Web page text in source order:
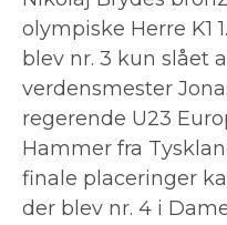
olympiske Herre K1
blev nr. 3 kun slået
verdensmester
regerende U23
Hammer fra
finale placeringer
der blev nr. 4 i Dame